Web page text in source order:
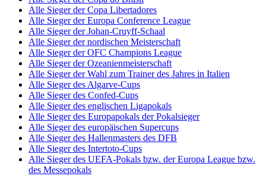
Alle Sieger der Copa Libertadores
Alle Sieger der Europa Conference League
Alle Sieger der Johan-Cruyff-Schaal
Alle Sieger der nordischen Meisterschaft
Alle Sieger der OFC Champions League
Alle Sieger der Ozeanienmeisterschaft
Alle Sieger der Wahl zum Trainer des Jahres in Italien
Alle Sieger des Algarve-Cups
Alle Sieger des Confed-Cups
Alle Sieger des englischen Ligapokals
Alle Sieger des Europapokals der Pokalsieger
Alle Sieger des europäischen Supercups
Alle Sieger des Hallenmasters des DFB
Alle Sieger des Intertoto-Cups
Alle Sieger des UEFA-Pokals bzw. der Europa League bzw.
des Messepokals